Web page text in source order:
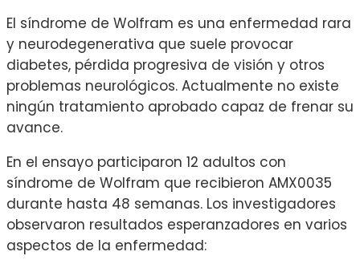
El síndrome de Wolfram es una enfermedad rara
y neurodegenerativa que suele provocar
diabetes, pérdida progresiva de visión y otros
problemas neurológicos. Actualmente no existe
ningún tratamiento aprobado capaz de frenar su
avance.
En el ensayo participaron 12 adultos con
síndrome de Wolfram que recibieron AMX0035
durante hasta 48 semanas. Los investigadores
observaron resultados esperanzadores en varios
aspectos de la enfermedad: